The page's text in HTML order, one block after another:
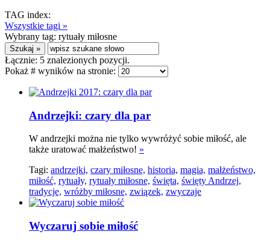
TAG index:
Wszystkie tagi »
Wybrany tag: rytuały miłosne
Łącznie: 5 znalezionych pozycji.
Pokaż # wyników na stronie:
Andrzejki: czary dla par
W andrzejki można nie tylko wywróżyć sobie miłość, ale
także uratować małżeństwo! »
Tagi: andrzejki, czary miłosne, historia, magia, małżeństwo,
miłość, rytuały, rytuały miłosne, święta, święty Andrzej,
tradycje, wróżby miłosne, związek, zwyczaje
Wyczaruj sobie miłość